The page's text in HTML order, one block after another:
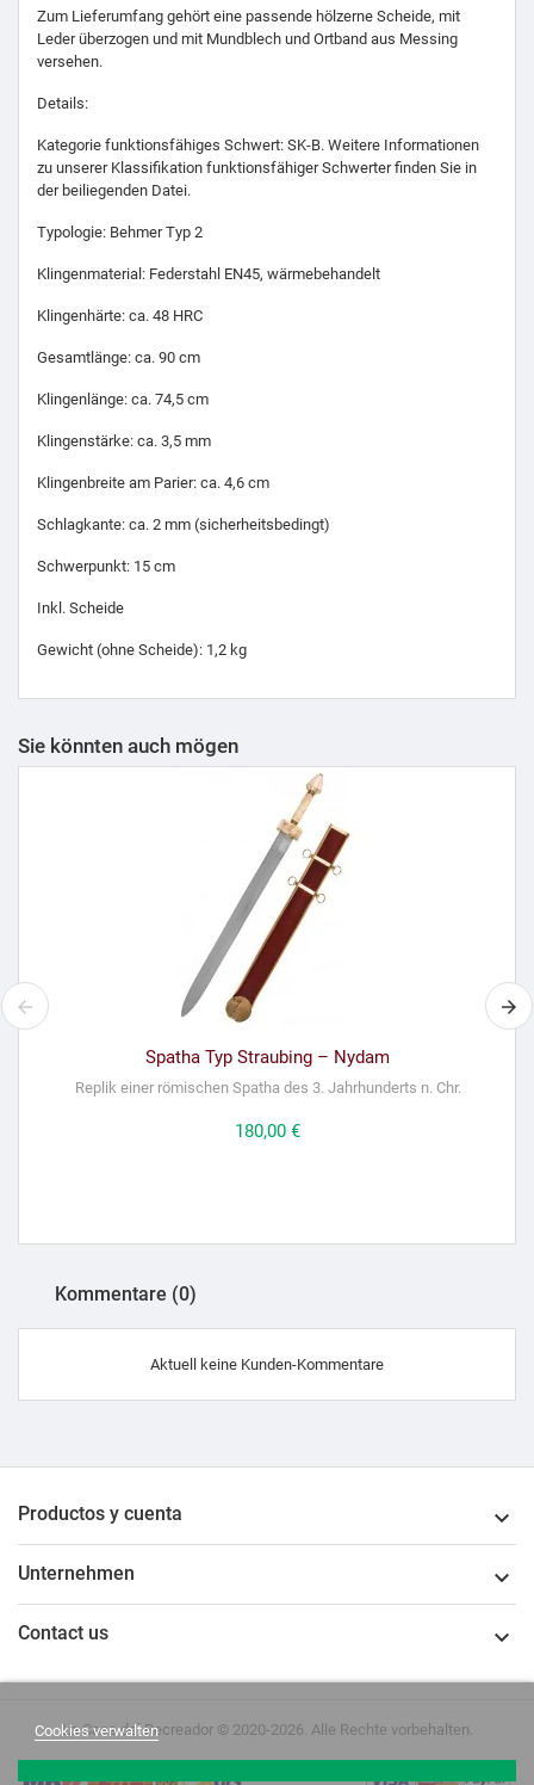
Zum Lieferumfang gehört eine passende hölzerne Scheide, mit
Leder überzogen und mit Mundblech und Ortband aus Messing
versehen.
Details:
Kategorie funktionsfähiges Schwert: SK-B. Weitere Informationen
zu unserer Klassifikation funktionsfähiger Schwerter finden Sie in
der beiliegenden Datei.
Typologie: Behmer Typ 2
Klingenmaterial: Federstahl EN45, wärmebehandelt
Klingenhärte: ca. 48 HRC
Gesamtlänge: ca. 90 cm
Klingenlänge: ca. 74,5 cm
Klingenstärke: ca. 3,5 mm
Klingenbreite am Parier: ca. 4,6 cm
Schlagkante: ca. 2 mm (sicherheitsbedingt)
Schwerpunkt: 15 cm
Inkl. Scheide
Gewicht (ohne Scheide): 1,2 kg
Sie könnten auch mögen
Spatha Typ Straubing – Nydam
Replik einer römischen Spatha des 3. Jahrhunderts n. Chr.
Preis
180,00 €
Kommentare (0)
Aktuell keine Kunden-Kommentare
Productos y cuenta 
Unternehmen 
Contact us 
Cookies verwalten
La Casa del Recreador © 2020-2026. Alle Rechte vorbehalten.